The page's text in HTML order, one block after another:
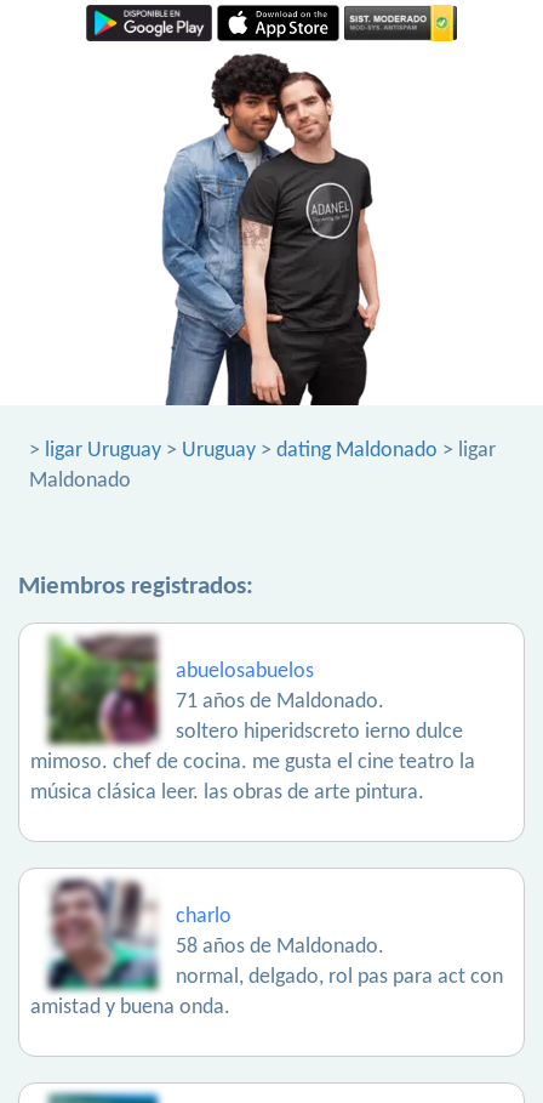
> ligar Uruguay > Uruguay > dating Maldonado > ligar
Maldonado
Miembros registrados:
abuelosabuelos
71 años de Maldonado.
soltero hiperidscreto ierno dulce
mimoso. chef de cocina. me gusta el cine teatro la
música clásica leer. las obras de arte pintura.
charlo
58 años de Maldonado.
normal, delgado, rol pas para act con
amistad y buena onda.